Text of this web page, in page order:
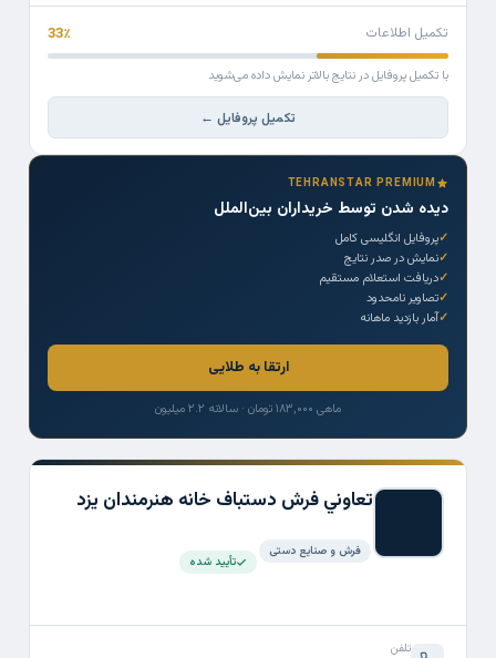
تعاوني فرش دستباف خانه هنرمندان يزد
فرش و صنایع دستی
تأیید شده
تلفن
تکمیل اطلاعات 33٪
با تکمیل پروفایل در نتایج بالاتر نمایش داده می‌شوید
تکمیل پروفایل ←
TEHRANSTAR PREMIUM
دیده شدن توسط خریداران بین‌الملل
پروفایل انگلیسی کامل
نمایش در صدر نتایج
دریافت استعلام مستقیم
تصاویر نامحدود
آمار بازدید ماهانه
ارتقا به طلایی
ماهی ۱۸۳,۰۰۰ تومان · سالانه ۲.۲ میلیون